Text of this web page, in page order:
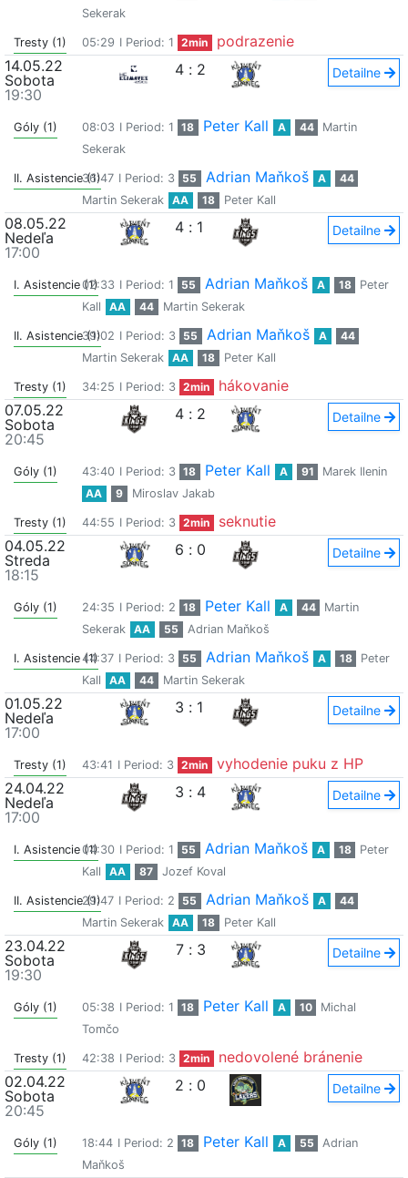
Sekerak
Tresty (1) 05:29 I Period: 1 2min
podrazenie
14.05.22
Sobota
19:30
4 : 2 Detailne
Góly (1) 08:03 I Period: 1 18 Peter Kall A 44
Martin
Sekerak
II. Asistencie (1)
36:47 I Period: 3 55 Adrian Maňkoš A
44
Martin Sekerak
AA 18 Peter Kall
08.05.22
Nedeľa
17:00
4 : 1 Detailne
I. Asistencie (1)02:33 I Period: 1 55 Adrian Maňkoš A 18
Peter
Kall
AA 44 Martin Sekerak
II. Asistencie (1)
39:02 I Period: 3 55 Adrian Maňkoš A
44
Martin Sekerak
AA 18 Peter Kall
Tresty (1) 34:25 I Period: 3 2min
hákovanie
07.05.22
Sobota
20:45
4 : 2 Detailne
Góly (1) 43:40 I Period: 3 18 Peter Kall A 91
Marek Ilenin
AA
9 Miroslav Jakab
Tresty (1) 44:55 I Period: 3 2min
seknutie
04.05.22
Streda
18:15
6 : 0 Detailne
Góly (1) 24:35 I Period: 2 18 Peter Kall A 44
Martin
Sekerak
AA 55 Adrian Maňkoš
I. Asistencie (1)44:37 I Period: 3 55 Adrian Maňkoš A 18
Peter
Kall
AA 44 Martin Sekerak
01.05.22
Nedeľa
17:00
3 : 1 Detailne
Tresty (1) 43:41 I Period: 3 2min
vyhodenie puku z HP
24.04.22
Nedeľa
17:00
3 : 4 Detailne
I. Asistencie (1)04:30 I Period: 1 55 Adrian Maňkoš A 18
Peter
Kall
AA 87 Jozef Koval
II. Asistencie (1)
29:47 I Period: 2 55 Adrian Maňkoš A
44
Martin Sekerak
AA 18 Peter Kall
23.04.22
Sobota
19:30
7 : 3 Detailne
Góly (1) 05:38 I Period: 1 18 Peter Kall A 10
Michal
Tomčo
Tresty (1) 42:38 I Period: 3 2min
nedovolené bránenie
02.04.22
Sobota
20:45
2 : 0 Detailne
Góly (1) 18:44 I Period: 2 18 Peter Kall A 55
Adrian
Maňkoš